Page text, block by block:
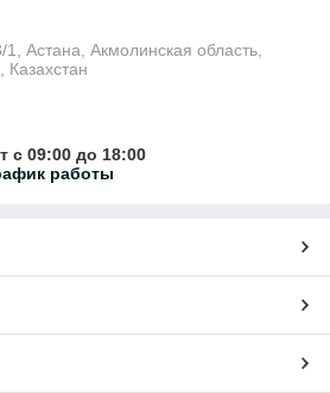
1, Астана, Акмолинская область,
Казахстан
с 09:00 до 18:00
работы